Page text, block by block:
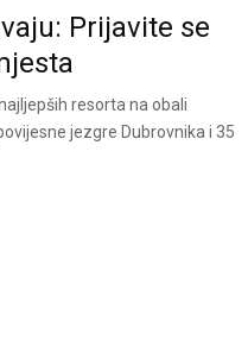
Prijavite se
resorta na obali
jezgre Dubrovnika i 35